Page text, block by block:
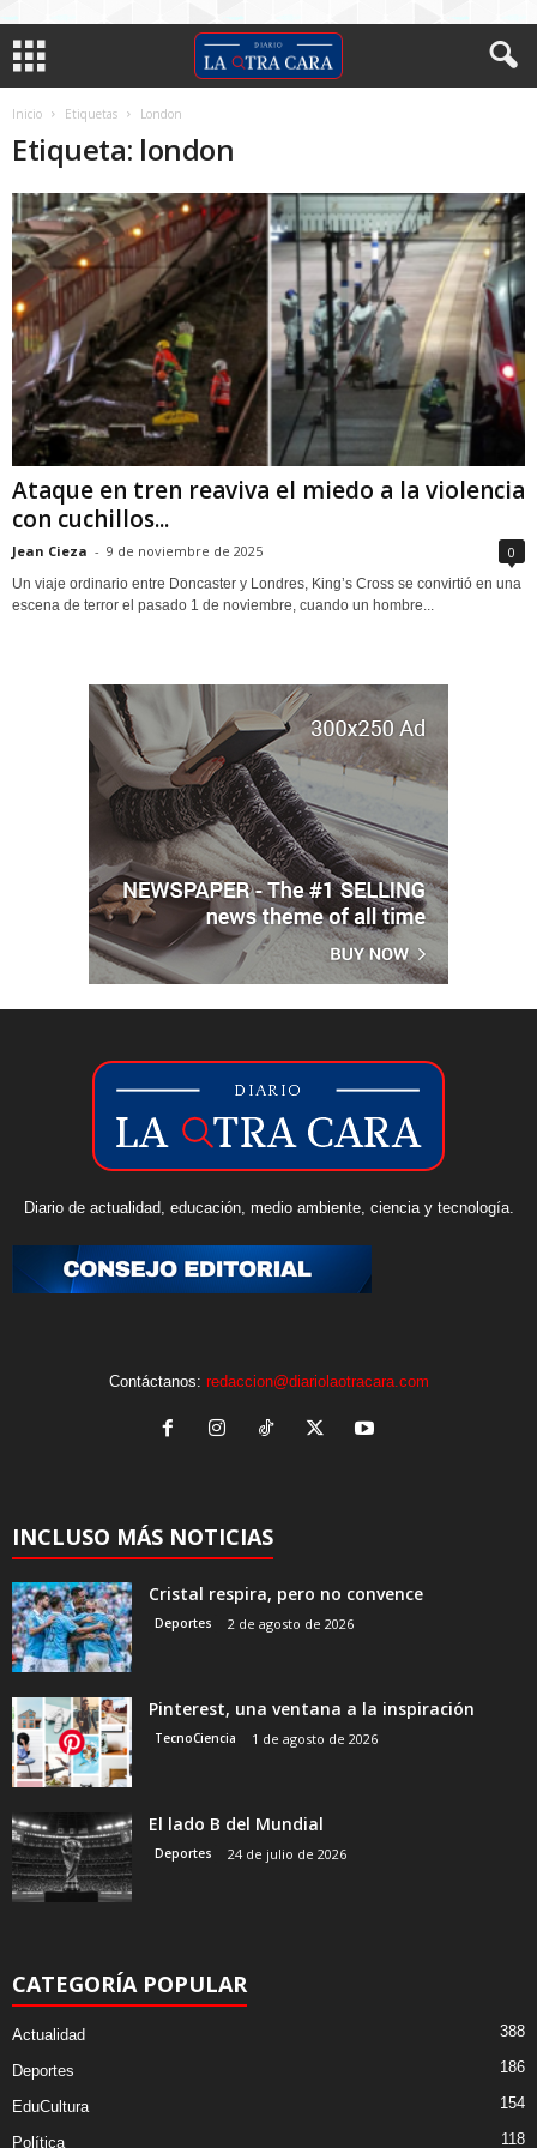
Inicio Etiquetas London
Etiqueta: london
Ataque en tren reaviva el miedo a la violencia
con cuchillos...
Jean Cieza - 9 de noviembre de 2025 0
Un viaje ordinario entre Doncaster y Londres, King’s Cross se convirtió en una
escena de terror el pasado 1 de noviembre, cuando un hombre...
Diario de actualidad, educación, medio ambiente, ciencia y tecnología.
Contáctanos: redaccion@diariolaotracara.com
INCLUSO MÁS NOTICIAS
Cristal respira, pero no convence
Deportes 2 de agosto de 2026
Pinterest, una ventana a la inspiración
TecnoCiencia 1 de agosto de 2026
El lado B del Mundial
Deportes 24 de julio de 2026
CATEGORÍA POPULAR
Actualidad 388
Deportes 186
EduCultura 154
Política 118